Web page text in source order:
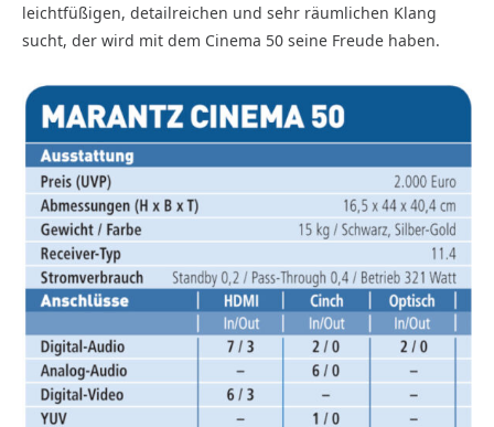
leichtfüßigen, detailreichen und sehr räumlichen Klang
sucht, der wird mit dem Cinema 50 seine Freude haben.